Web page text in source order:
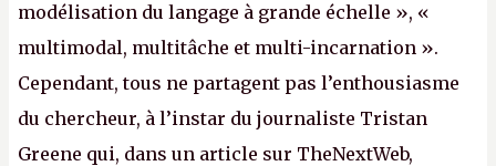
modélisation du langage à grande échelle », «
multimodal, multitâche et multi-incarnation ».
Cependant, tous ne partagent pas l’enthousiasme
du chercheur, à l’instar du journaliste Tristan
Greene qui, dans un article sur TheNextWeb,